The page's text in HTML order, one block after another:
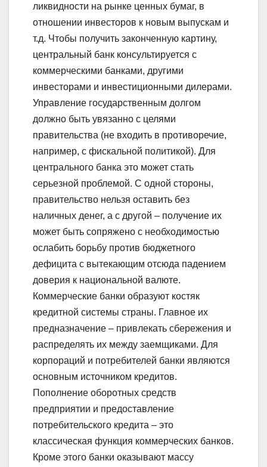
ликвидности на рынке ценных бумаг, в
отношении инвесторов к новым выпускам и
т.д. Чтобы получить законченную картину,
центральный банк консультируется с
коммерческими банками, другими
инвесторами и инвестиционными дилерами.
Управление государственным долгом
должно быть увязанно с целями
правительства (не входить в противоречие,
например, с фискальной политикой). Для
центрального банка это может стать
серьезной проблемой. С одной стороны,
правительство нельзя оставить без
наличных денег, а с другой – получение их
может быть сопряжено с необходимостью
ослабить борьбу против бюджетного
дефицита с вытекающим отсюда падением
доверия к национальной валюте.
Коммерческие банки образуют костяк
кредитной системы страны. Главное их
предназначение – привлекать сбережения и
распределять их между заемщиками. Для
корпораций и потребителей банки являются
основным источником кредитов.
Пополнение оборотных средств
предприятии и предоставление
потребительского кредита – это
классическая функция коммерческих банков.
Кроме этого банки оказывают массу